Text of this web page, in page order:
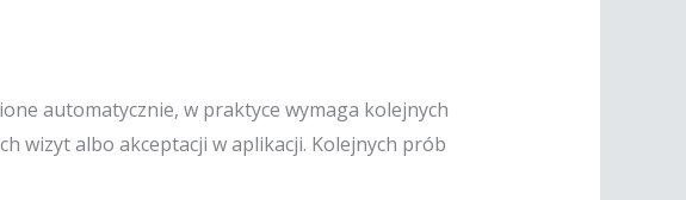
automatycznie, w praktyce wymaga kolejnych
wizyt albo akceptacji w aplikacji. Kolejnych prób